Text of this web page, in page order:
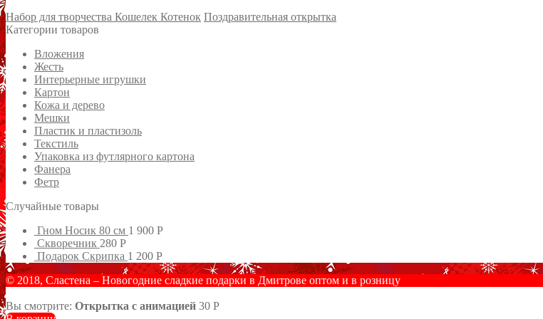
Набор для творчества Кошелек Котенок Поздравительная открытка
Категории товаров
Вложения
Жесть
Интерьерные игрушки
Картон
Кожа и дерево
Мешки
Пластик и пластизоль
Текстиль
Упаковка из футлярного картона
Фанера
Фетр
Случайные товары
Гном Носик 80 см 1 900 Р
Скворечник 280 Р
Подарок Скрипка 1 200 Р
© 2018, Сластена – Новогодние сладкие подарки в Дмитрове оптом и в розницу
Вы смотрите: Открытка с анимацией 30 Р